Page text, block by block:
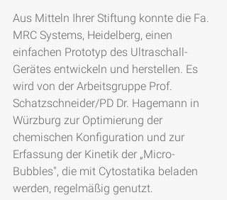
Aus Mitteln Ihrer Stiftung konnte die Fa.
MRC Systems, Heidelberg, einen
einfachen Prototyp des Ultraschall-
Gerätes entwickeln und herstellen. Es
wird von der Arbeitsgruppe Prof.
Schatzschneider/PD Dr. Hagemann in
Würzburg zur Optimierung der
chemischen Konfiguration und zur
Erfassung der Kinetik der „Micro-
Bubbles", die mit Cytostatika beladen
werden, regelmäßig genutzt.